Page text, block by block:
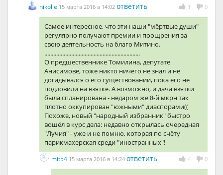
1 0
nikolle 15 марта 2016 в 14:02 ответить
Самое интересное, что эти наши "мёртвые души"
регулярно получают премии и поощрения за
свою деятельность на благо Митино.
................................................................
О предшественнике Томилина, депутате
Анисимове, тоже никто ничего не знал и не
догадывался о его существовании, пока его не
подловили на взятке. А возможно, и дача взятки
была спланирована - недаром же 8-й мкрн так
плотно оккупирован "южными" диаспорами((
Похоже, новый "народный избранник" быстро
вошёл в курс дела: недавно открылась очередная
"Лучия" - уже и не помню, которая по счёту
парикмахерская среди "иностранных"!
4 0
mit54 15 марта 2016 в 14:24 ответить